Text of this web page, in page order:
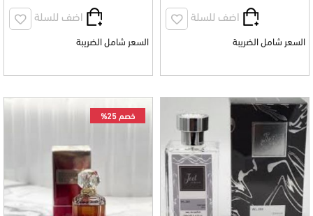
اضف للسلة
السعر شامل الضريبة
اضف للسلة
السعر شامل الضريبة
خصم 25%